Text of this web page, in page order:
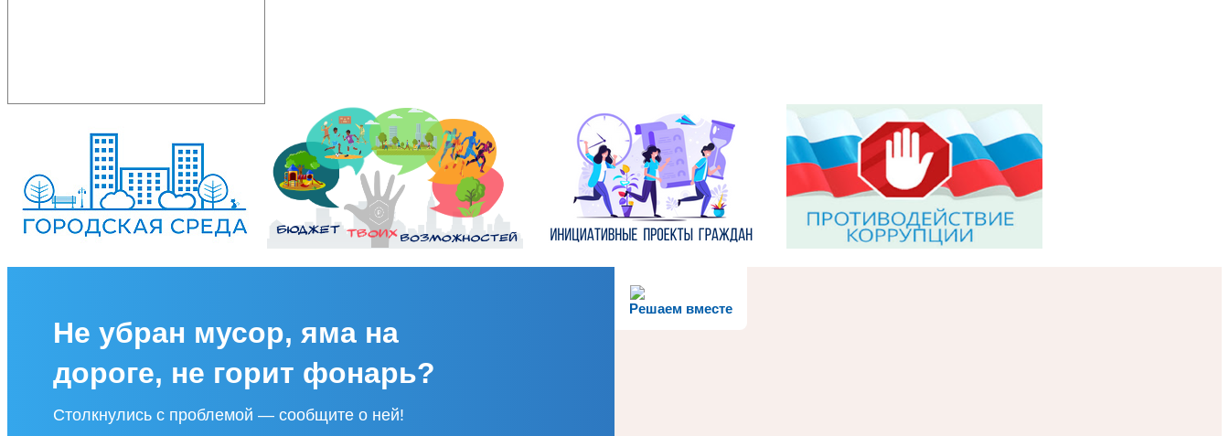
Решаем вместе
Не убран мусор, яма на
дороге, не горит фонарь?
Столкнулись с проблемой — сообщите о ней!